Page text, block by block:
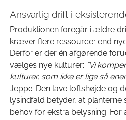
Ansvarlig drift i
Produktionen foregår i ældre
kræver flere ressourcer end
Derfor er der én afgørende
vælges nye kulturer: ”Vi
kulturer, som ikke er lige så
Jeppe. Den lave loftshøjde og
lysindfald betyder, at planterne
behov for ekstra belysning. For